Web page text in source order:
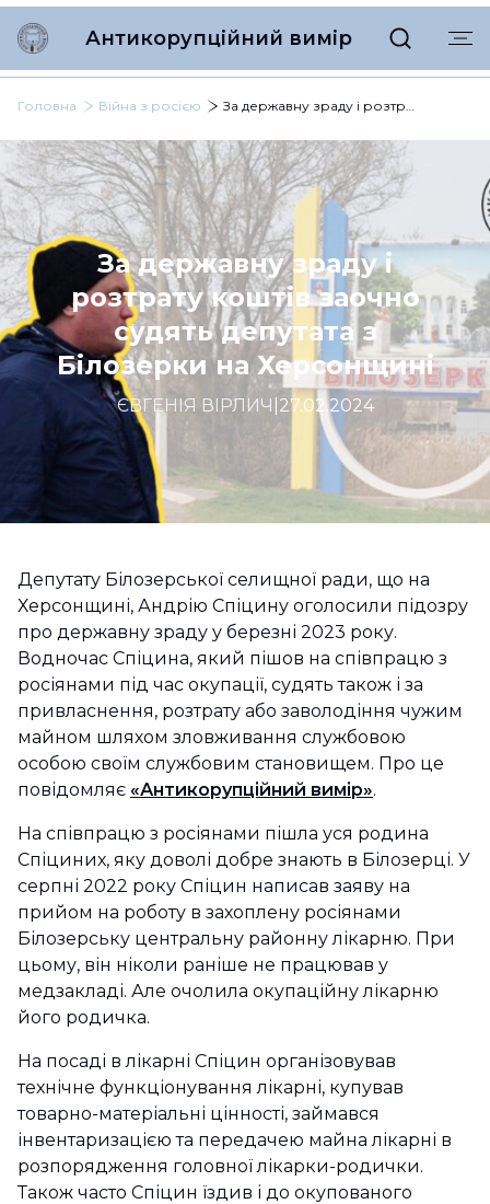
Антикорупційний вимір
Головна Війна з росією За державну зраду і розтрату коштів заочно судять депутата з Білозерки на Херсонщині
За державну зраду і
розтрату коштів заочно
судять депутата з
Білозерки на Херсонщині
ЄВГЕНІЯ ВІРЛИЧ 27.02.2024
Депутату Білозерської селищної ради, що на
Херсонщині, Андрію Спіцину оголосили підозру
про державну зраду у березні 2023 року.
Водночас Спіцина, який пішов на співпрацю з
росіянами під час окупації, судять також і за
привласнення, розтрату або заволодіння чужим
майном шляхом зловживання службовою
особою своїм службовим становищем. Про це
повідомляє «Антикорупційний вимір».
На співпрацю з росіянами пішла уся родина
Спіциних, яку доволі добре знають в Білозерці. У
серпні 2022 року Спіцин написав заяву на
прийом на роботу в захоплену росіянами
Білозерську центральну районну лікарню. При
цьому, він ніколи раніше не працював у
медзакладі. Але очолила окупаційну лікарню
його родичка.
На посаді в лікарні Спіцин організовував
технічне функціонування лікарні, купував
товарно-матеріальні цінності, займався
інвентаризацією та передачею майна лікарні в
розпорядження головної лікарки-родички.
Також часто Спіцин їздив і до окупованого